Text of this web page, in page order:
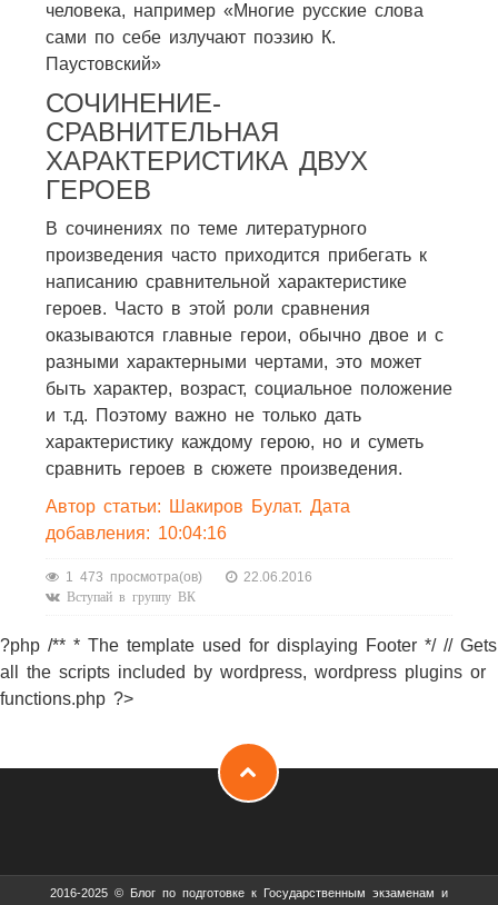
человека, например «Многие русские слова
сами по себе излучают поэзию К.
Паустовский»
СОЧИНЕНИЕ-
СРАВНИТЕЛЬНАЯ
ХАРАКТЕРИСТИКА ДВУХ
ГЕРОЕВ
В сочинениях по теме литературного
произведения часто приходится прибегать к
написанию сравнительной характеристике
героев. Часто в этой роли сравнения
оказываются главные герои, обычно двое и с
разными характерными чертами, это может
быть характер, возраст, социальное положение
и т.д. Поэтому важно не только дать
характеристику каждому герою, но и суметь
сравнить героев в сюжете произведения.
Автор статьи: Шакиров Булат. Дата
добавления: 10:04:16
1 473 просмотра(ов) 22.06.2016
Вступай в группу ВК
?php /** * The template used for displaying Footer */ // Gets
all the scripts included by wordpress, wordpress plugins or
functions.php ?>
2016-2025 © Блог по подготовке к Государственным экзаменам и